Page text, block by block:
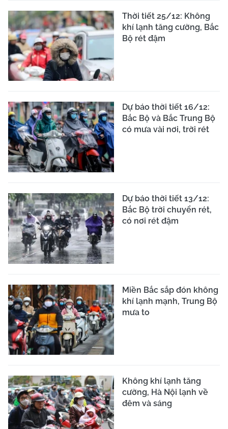
Thời tiết 25/12: Không
khí lạnh tăng cường, Bắc
Bộ rét đậm
Dự báo thời tiết 16/12:
Bắc Bộ và Bắc Trung Bộ
có mưa vài nơi, trời rét
Dự báo thời tiết 13/12:
Bắc Bộ trời chuyển rét,
có nơi rét đậm
Miền Bắc sắp đón không
khí lạnh mạnh, Trung Bộ
mưa to
Không khí lạnh tăng
cường, Hà Nội lạnh về
đêm và sáng